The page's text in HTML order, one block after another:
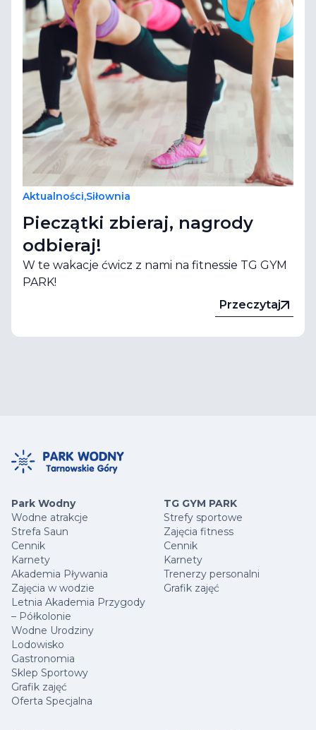
Aktualności,Siłownia
Pieczątki zbieraj, nagrody
odbieraj!
W te wakacje ćwicz z nami na fitnessie TG GYM
PARK!
Przeczytaj
Park Wodny
Wodne atrakcje
Strefa Saun
Cennik
Karnety
Akademia Pływania
Zajęcia w wodzie
Letnia Akademia Przygody
– Półkolonie
Wodne Urodziny
Lodowisko
Gastronomia
Sklep Sportowy
Grafik zajęć
Oferta Specjalna
TG GYM PARK
Strefy sportowe
Zajęcia fitness
Cennik
Karnety
Trenerzy personalni
Grafik zajęć